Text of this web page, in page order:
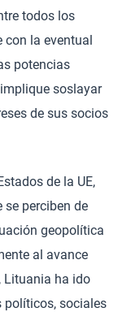
todos los
con la eventual
potencias
soslayar
de sus socios
de la UE,
se perciben de
geopolítica
al avance
Lituania ha ido
sociales